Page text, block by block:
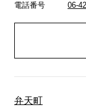
電話番号
06-
弁天町